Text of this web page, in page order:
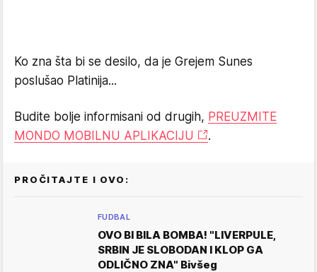
Ko zna šta bi se desilo, da je Grejem Sunes
poslušao Platinija...
Budite bolje informisani od drugih, PREUZMITE
MONDO MOBILNU APLIKACIJU
.
PROČITAJTE I OVO:
FUDBAL
OVO BI BILA BOMBA! "LIVERPULE,
SRBIN JE SLOBODAN I KLOP GA
ODLIČNO ZNA" Bivšeg